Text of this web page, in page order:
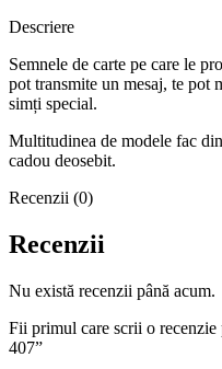
Descriere
Semnele de carte pe care le
pot transmite un mesaj, te pot
simți special.
Multitudinea de modele fac
cadou deosebit.
Recenzii (0)
Recenzii
Nu există recenzii până acum.
Fii primul care scrii o recenzie
407”